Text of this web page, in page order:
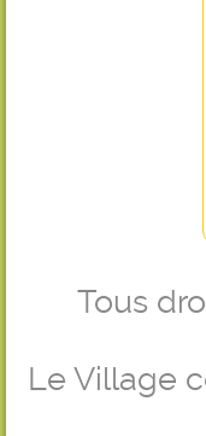
Tous
Le Village